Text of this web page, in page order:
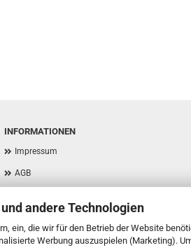
andere Technologien
ein, die wir für den Betrieb der Website
Werbung auszuspielen (Marketing).
INFORMATIONEN
Impressum
AGB
Versand- & Zahlungsbedingungen
Widerrufsrecht & Muster-Widerrufsformular